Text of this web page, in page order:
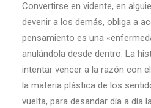
Convertirse en vidente, en
devenir a los demás, obliga a
pensamiento es una
anulándola desde dentro. La
intentar vencer a la razón con
la materia plástica de los
vuelta, para desandar día a día